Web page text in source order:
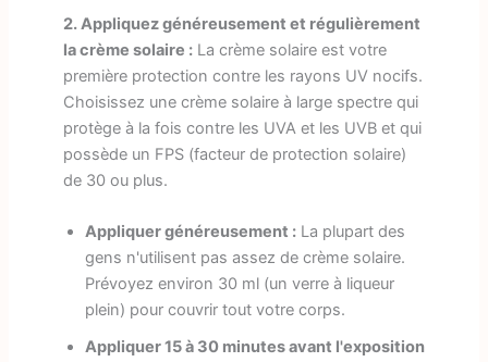
2. Appliquez généreusement et régulièrement
la crème solaire :La crème solaire est votre
première protection contre les rayons UV nocifs.
Choisissez une crème solaire à large spectre qui
protège à la fois contre les UVA et les UVB et qui
possède un FPS (facteur de protection solaire)
de 30 ou plus.
Appliquer généreusement :La plupart des
gens n'utilisent pas assez de crème solaire.
Prévoyez environ 30 ml (un verre à liqueur
plein) pour couvrir tout votre corps.
Appliquer 15 à 30 minutes avant l'exposition